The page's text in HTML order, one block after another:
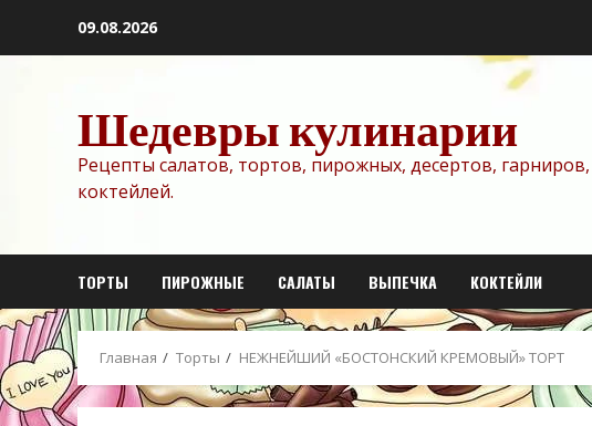
09.08.2026
Шедевры кулинарии
Рецепты салатов, тортов, пирожных, десертов, гарниров,
коктейлей.
ТОРТЫ ПИРОЖНЫЕ САЛАТЫ ВЫПЕЧКА КОКТЕЙЛИ
Главная Торты НЕЖНЕЙШИЙ «БОСТОНСКИЙ КРЕМОВЫЙ» ТОРТ